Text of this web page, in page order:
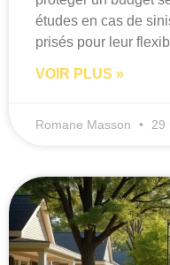
études en cas de
prisés pour leur
VOIR PLUS »
Romane Masson 29